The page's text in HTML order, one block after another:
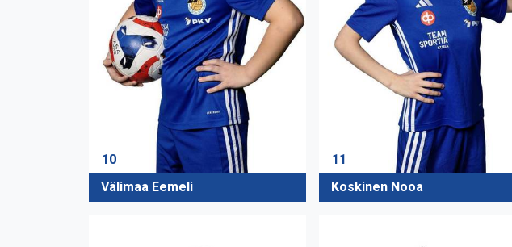
10
Välimaa Eemeli
11
Koskinen Nooa